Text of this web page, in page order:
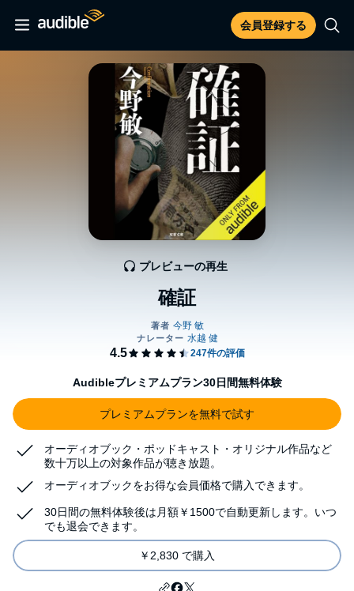
会員登録する
確証
プレビューの再生
Audibleプレミアムプラン30日間無料体験
プレミアムプランを無料で試す
オーディオブック・ポッドキャスト・オリジナル作品など
数十万以上の対象作品が聴き放題。
オーディオブックをお得な会員価格で購入できます。
30日間の無料体験後は月額￥1500で自動更新します。いつ
でも退会できます。
￥2,830 で購入